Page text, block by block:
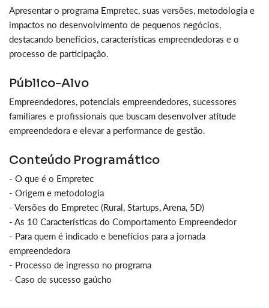
Apresentar o programa Empretec, suas versões, metodologia e
impactos no desenvolvimento de pequenos negócios,
destacando benefícios, características empreendedoras e o
processo de participação.
Público-Alvo
Empreendedores, potenciais empreendedores, sucessores
familiares e profissionais que buscam desenvolver atitude
empreendedora e elevar a performance de gestão.
Conteúdo Programático
- O que é o Empretec
- Origem e metodologia
- Versões do Empretec (Rural, Startups, Arena, 5D)
- As 10 Características do Comportamento Empreendedor
- Para quem é indicado e benefícios para a jornada
empreendedora
- Processo de ingresso no programa
- Caso de sucesso gaúcho